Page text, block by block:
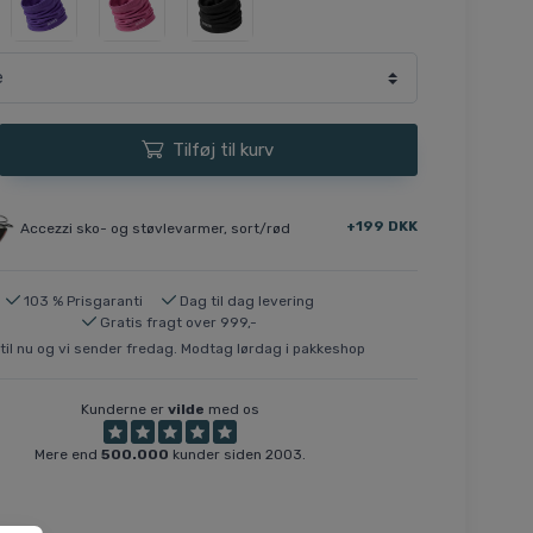
Tilføj til kurv
Accezzi sko- og støvlevarmer, sort/rød +199 DKK
103 % Prisgaranti
Dag til dag levering
Gratis fragt over 999,-
nu og vi sender fredag. Modtag lørdag i pakkeshop
Kunderne er vilde med os
Mere end 500.000 kunder siden 2003.